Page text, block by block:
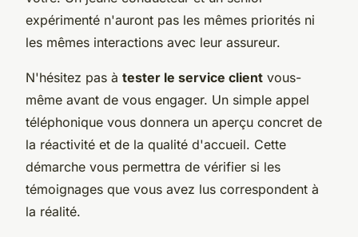
expérimenté n'auront pas les mêmes priorités ni
les mêmes interactions avec leur assureur.
N'hésitez pas à tester le service client vous-
même avant de vous engager. Un simple appel
téléphonique vous donnera un aperçu concret de
la réactivité et de la qualité d'accueil. Cette
démarche vous permettra de vérifier si les
témoignages que vous avez lus correspondent à
la réalité.